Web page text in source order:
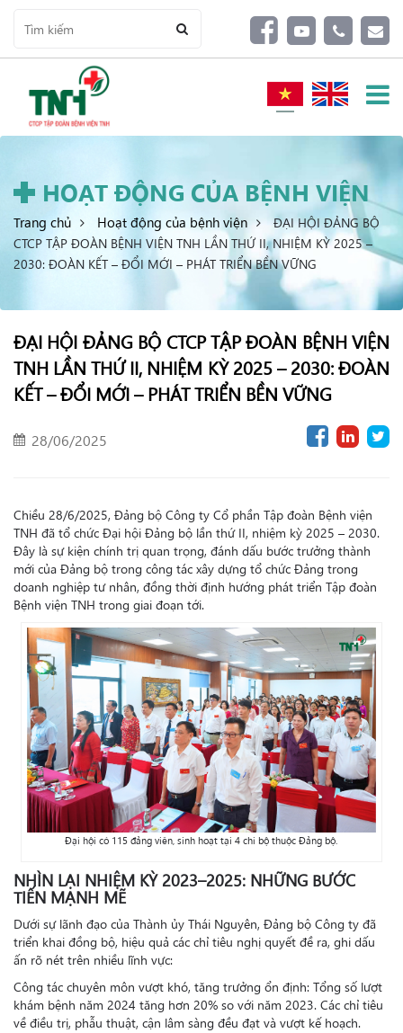
HOẠT ĐỘNG CỦA BỆNH VIỆN
Trang chủ Hoạt động của bệnh viện
ĐẠI HỘI ĐẢNG BỘ
CTCP TẬP ĐOÀN BỆNH VIỆN TNH LẦN THỨ II, NHIỆM KỲ 2025 –
2030: ĐOÀN KẾT – ĐỔI MỚI – PHÁT TRIỂN BỀN VỮNG
ĐẠI HỘI ĐẢNG BỘ CTCP TẬP ĐOÀN BỆNH VIỆN
TNH LẦN THỨ II, NHIỆM KỲ 2025 – 2030: ĐOÀN
KẾT – ĐỔI MỚI – PHÁT TRIỂN BỀN VỮNG
28/06/2025
Chiều 28/6/2025, Đảng bộ Công ty Cổ phần Tập đoàn Bệnh viện
TNH đã tổ chức Đại hội Đảng bộ lần thứ II, nhiệm kỳ 2025 – 2030.
Đây là sự kiện chính trị quan trọng, đánh dấu bước trưởng thành
mới của Đảng bộ trong công tác xây dựng tổ chức Đảng trong
doanh nghiệp tư nhân, đồng thời định hướng phát triển Tập đoàn
Bệnh viện TNH trong giai đoạn tới.
Đại hội có 115 đảng viên, sinh hoạt tại 4 chi bộ thuộc Đảng bộ.
NHÌN LẠI NHIỆM KỲ 2023–2025: NHỮNG BƯỚC
TIẾN MẠNH MẼ
Dưới sự lãnh đạo của Thành ủy Thái Nguyên, Đảng bộ Công ty đã
triển khai đồng bộ, hiệu quả các chỉ tiêu nghị quyết đề ra, ghi dấu
ấn rõ nét trên nhiều lĩnh vực:
Công tác chuyên môn vượt khó, tăng trưởng ổn định: Tổng số lượt
khám bệnh năm 2024 tăng hơn 20% so với năm 2023. Các chỉ tiêu
về điều trị, phẫu thuật, cận lâm sàng đều đạt và vượt kế hoạch.